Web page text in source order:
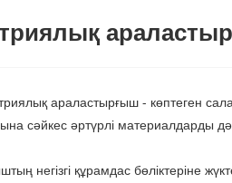
араластырғыш - көптеген
сәйкес әртүрлі материалдарды
негізгі құрамдас бөліктеріне